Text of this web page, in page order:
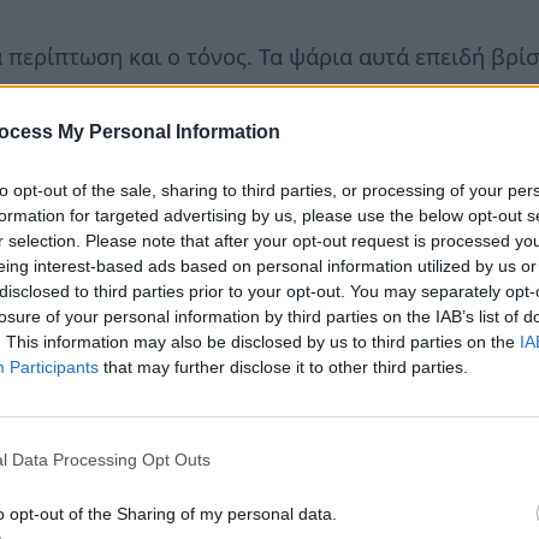
My Personal Information
opt-out of the sale, sharing to third parties, or processing of your
for targeted advertising by us, please use the below opt-out
selection. Please note that after your opt-out request is processed
interest-based ads based on personal information utilized by us
to third parties prior to your opt-out. You may separately
of your personal information by third parties on the IAB’s list of
This information may also be disclosed by us to third parties on the
Participants that may further disclose it to other third parties.
Data Processing Opt Outs
opt-out of the Sharing of my personal data.
περίπτωση και ο τόνος. Τα ψάρια αυτά επειδή
και υψηλή περιεκτικότητα σε βαρέα μέταλλα,
σύστημα του αναπτυσσόμενου εμβρύου.
γευμάτων της εγκύου πρέπει να γίνεται με
για να αποφευχθούν επιμολύνσεις και
της ίδιας αλλά και του εμβρύου της.
θα πρέπει να χαρακτηρίζεται από
ψαριών που βρίσκονται στη κορυφή της